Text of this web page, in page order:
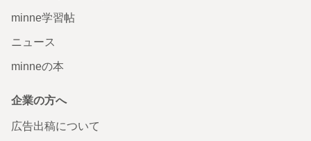
minne学習帖
ニュース
minneの本
企業の方へ
広告出稿について